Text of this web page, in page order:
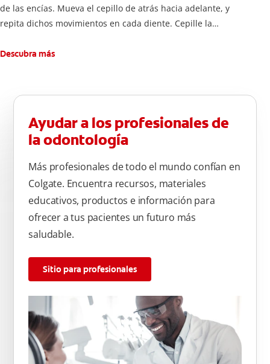
de las encías. Mueva el cepillo de atrás hacia adelante, y
repita dichos movimientos en cada diente. Cepille la
atrás hacia adelante. Cepille la superficie masticatoria (parte
atrás, arriba y abajo, en la parte superior e inferior. No se
olvide de cepillar la lengua para quitar el mal olor causado
por las bacterias.
Descubra más
Ayudar a los profesionales de
la odontología
Más profesionales de todo el mundo confían en
Colgate. Encuentra recursos, materiales
educativos, productos e información para
ofrecer a tus pacientes un futuro más
saludable.
Sitio para profesionales